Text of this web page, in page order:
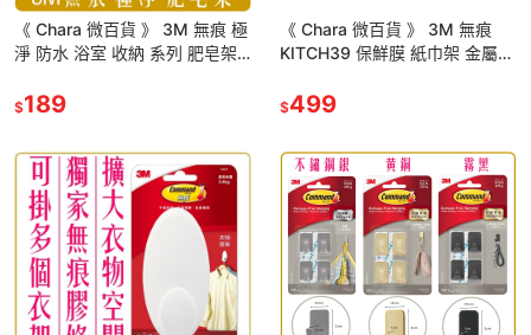
《 Chara 微百貨 》 3M 無痕 極
淨 防水 浴室 收納 系列 肥皂架
$189
《 Chara 微百貨 》 3M 無痕
KITCH39 保鮮膜 紙巾架 金屬
$499